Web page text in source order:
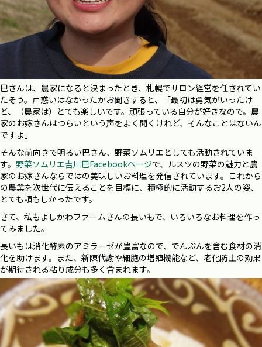
巴さんは、農家になると決まったとき、札幌でサロン経営を任されてい
たそう。戸惑いはなかったかお聞きすると、「最初は勇気がいったけ
ど、（農家は）とても楽しいです。頑張っている自分が好きなので。農
家のお嫁さんはつらいという声をよく聞くけれど、そんなことはないん
ですよ」
そんな前向きで明るい巴さん、野菜ソムリエとしても活動されていま
す。 野菜ソムリエ吉川巴Facebookページで、ルスツの野菜の魅力と農
家のお嫁さんならではの美味しいお料理を発信されています。これから
の農業を次世代に伝えることを目標に、積極的に活動するお2人の姿、
とても頼もしかったです。
さて、私もよしかわファームさんの長いもで、いろいろなお料理を作っ
てみました。
長いもは消化酵素のアミラーゼが豊富なので、でんぷんを含む食材の消
化を助けます。また、新陳代謝や細胞の増殖機能など、老化防止の効果
が期待される粘り成分も多く含まれます。